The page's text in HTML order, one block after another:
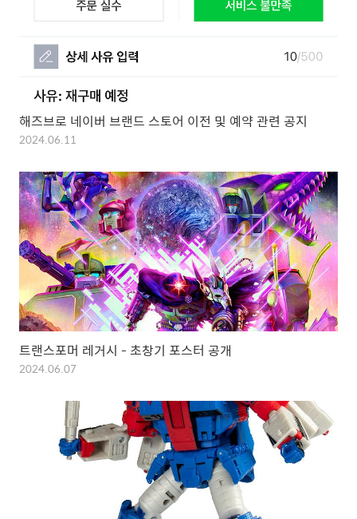
해즈브로 네이버 브랜드 스토어 이전 및 예약 관련 공지
2024.06.11
트랜스포머 레거시 - 초창기 포스터 공개
2024.06.07